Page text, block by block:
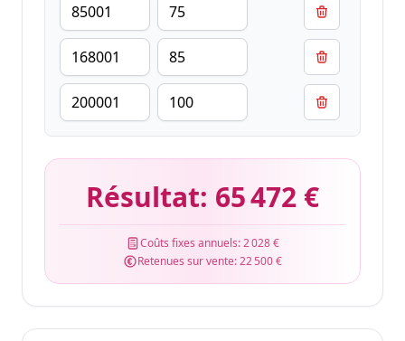
Résultat: 65 472 €
Coûts fixes annuels:2 028 €
Retenues sur vente:22 500 €